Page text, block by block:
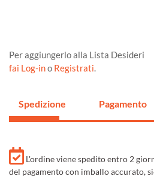
Per aggiungerlo alla Lista Desideri
fai Log-ino Registrati.
Spedizione Pagamento
L'ordine viene spedito entro 2
del pagamento con imballo accurato,